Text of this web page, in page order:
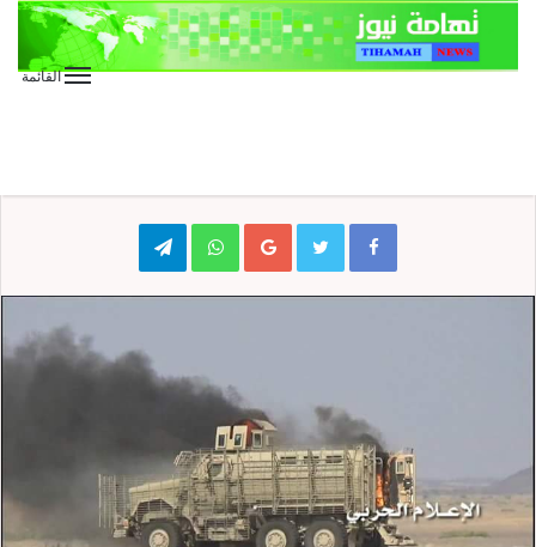
القائمة
Google+
WhatsApp
Telegram